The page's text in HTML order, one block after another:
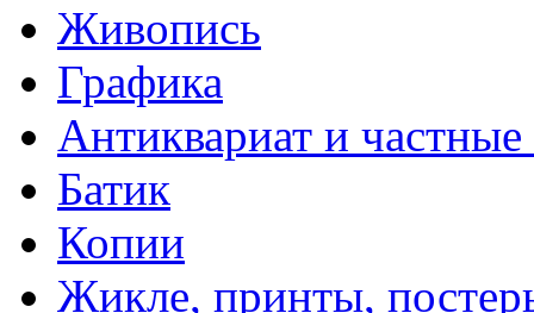
Живопись
Графика
Антиквариат и
Батик
Копии
Жикле, принты,